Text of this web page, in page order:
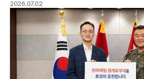
2026.07.02